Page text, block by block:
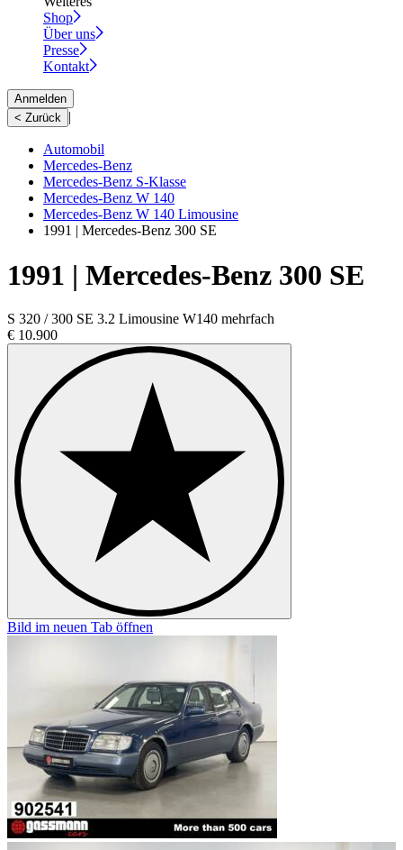
Shop
Über uns
Presse
Kontakt
Anmelden
< Zurück |
Automobil
Mercedes-Benz
Mercedes-Benz S-Klasse
Mercedes-Benz W 140
Mercedes-Benz W 140 Limousine
1991 | Mercedes-Benz 300 SE
1991 | Mercedes-Benz 300 SE
S 320 / 300 SE 3.2 Limousine W140 mehrfach
€ 10.900
Bild im neuen Tab öffnen